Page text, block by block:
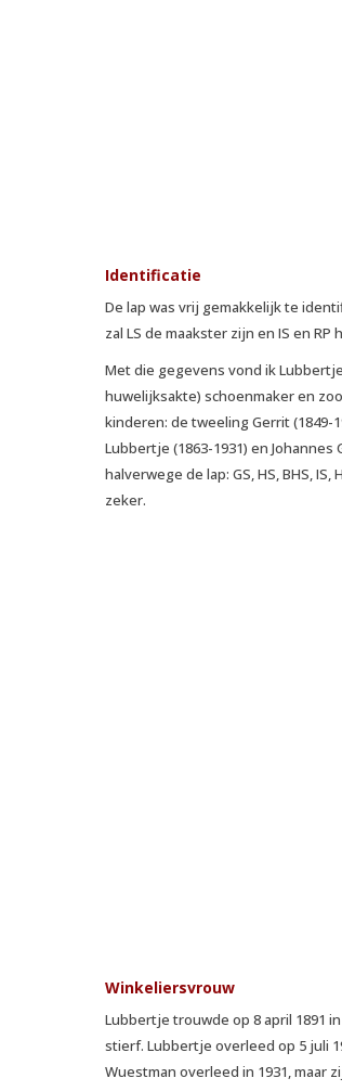
Identificatie
De lap was vrij gemakkelijk te
zal LS de maakster zijn en IS en
Met die gegevens vond ik
huwelijksakte) schoenmaker en
kinderen: de tweeling Gerrit (1849-
Lubbertje (1863-1931) en
halverwege de lap: GS, HS, BHS,
zeker.
Winkeliersvrouw
Lubbertje trouwde op 8 april 1891
stierf. Lubbertje overleed op 5 juli
Wuestman overleed in 1931, maar